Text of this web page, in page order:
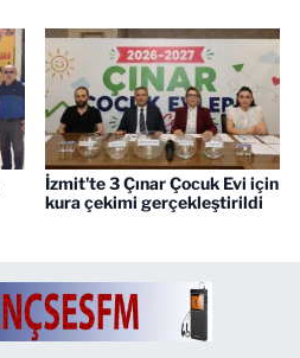
İzmit'te 3 Çınar Çocuk Evi için
kura çekimi gerçekleştirildi